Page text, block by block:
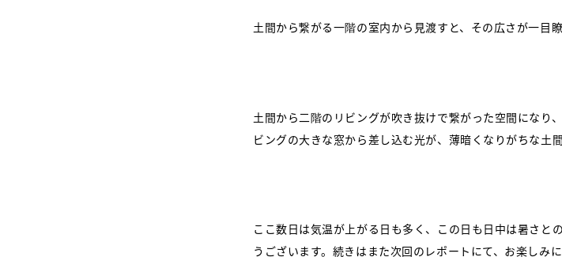
土間から繋がる一階の室内から見渡すと、その広さが一目瞭
土間から二階のリビングが吹き抜けで繋がった空間になり
ビングの大きな窓から差し込む光が、薄暗くなりがちな土
ここ数日は気温が上がる日も多く、この日も日中は暑さと
うございます。続きはまた次回のレポートにて、お楽しみ